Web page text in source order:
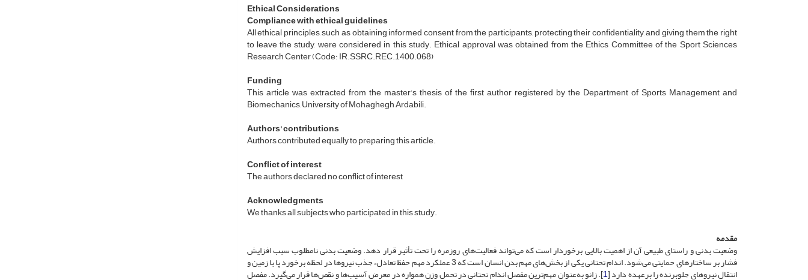
Ethical Considerations
Compliance with ethical guidelines
All ethical principles, such as obtaining informed consent from the participants, protecting their confidentiality, and giving them the right
to leave the study, were considered in this study. Ethical approval was obtained from the Ethics Committee of the Sport Sciences
Research Center (Code: IR.SSRC.REC.1400.068)
Funding
This article was extracted from the master’s thesis of the first author registered by the Department of Sports Management and
Biomechanics, University of Mohaghegh Ardabili.
Authors' contributions
Authors contributed equally to preparing this article.
Conflict of interest
The authors declared no conflict of interest
Acknowledgments
We thanks all subjects who participated in this study.
مقدمه
وضعیت بدنی و راستای طبیعی آن از اهمیت بالایی برخوردار است که می‌تواند فعالیت‌های روزمره را تحت تأثیر قرار دهد. وضعیت بدنی نامطلوب سبب افزایش
فشار بر ساختارهای حمایتی می‌شود. اندام تحتانی یکی از بخش‌های مهم بدن انسان است که 3 عملکرد مهم حفظ تعادل، جذب نیروها در لحظه برخورد پا با زمین و
انتقال نیروهای جلوبرنده را بر‌عهده دارد [1]. زانو به‌عنوان مهم‌ترین مفصل اندام تحتانی در تحمل وزن همواره در معرض آسیب‌ها و نقص‌ها قرار می‌گیرد. مفصل